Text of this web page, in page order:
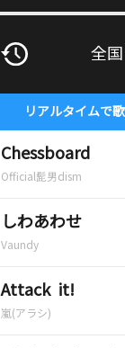
全
リアルタイムで
Chessboard
Official髭男dism
しわあわせ
Vaundy
Attack it!
嵐(アラシ)